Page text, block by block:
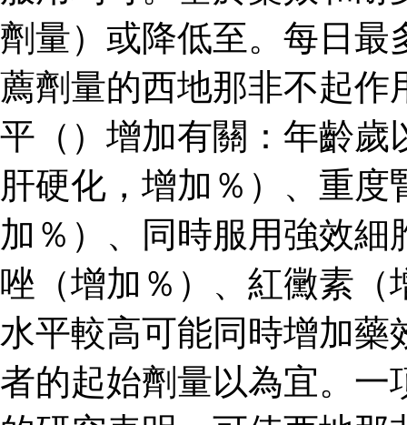
劑量）或降低至。每日最
薦劑量的西地那非不起作
平（）增加有關：年齡歲
肝硬化，增加％）、重
加％）、同時服用強效
唑（增加％）、紅黴素（
水平較高可能同時增加
者的起始劑量以為宜。一